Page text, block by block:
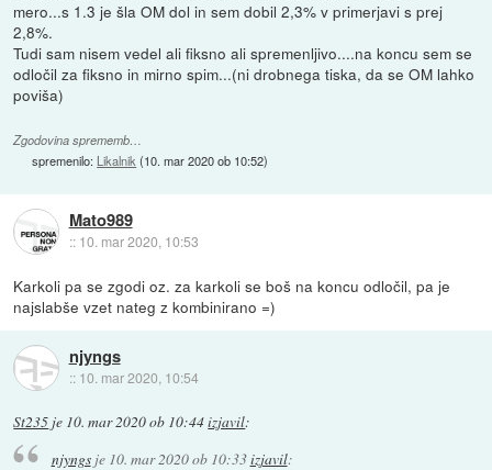
mero...s 1.3 je šla OM dol in sem dobil 2,3% v primerjavi s prej
2,8%.
Tudi sam nisem vedel ali fiksno ali spremenljivo....na koncu sem se
odločil za fiksno in mirno spim...(ni drobnega tiska, da se OM lahko
poviša)
Zgodovina sprememb…
spremenilo: Likalnik (10. mar 2020 ob 10:52)
Mato989
:: 10. mar 2020, 10:53
Karkoli pa se zgodi oz. za karkoli se boš na koncu odločil, pa je
najslabše vzet nateg z kombinirano =)
njyngs
:: 10. mar 2020, 10:54
St235 je 10. mar 2020 ob 10:44izjavil:
njyngsje 10. mar 2020 ob 10:33izjavil: